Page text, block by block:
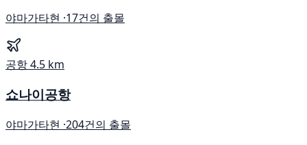
야마가타현 ·17건의 출몰
공항4.5 km
쇼나이공항
야마가타현 ·204건의 출몰